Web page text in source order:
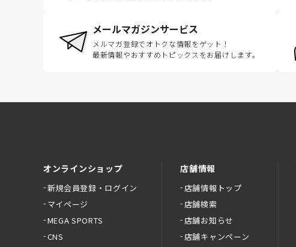
メールマガジンサービス
メルマガ登録でオトクな情報をゲット！
最新情報やおすすめトピックスをお届けします。
オンラインショップ
新規会員登録・ログイン
マイページ
MEGA SPORTS
CNS
店舗情報
店舗情報トップ
店舗検索
店舗お知らせ
店舗キャンペーン